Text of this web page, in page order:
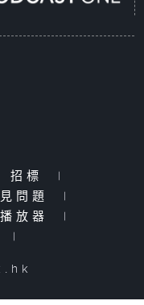
招標
|
問題
|
放器
|
|